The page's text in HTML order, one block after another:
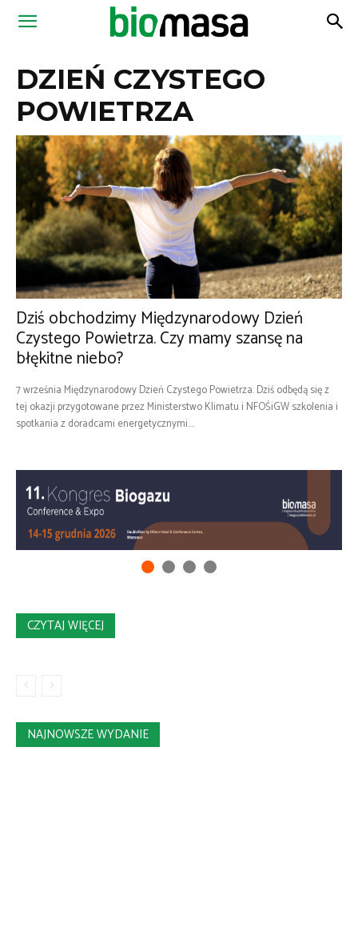
Magazyn
DZIEŃ CZYSTEGO
POWIETRZA
Dziś obchodzimy Międzynarodowy Dzień
Czystego Powietrza. Czy mamy szansę na
błękitne niebo?
7 września Międzynarodowy Dzień Czystego Powietrza. Dziś odbędą się z
tej okazji przygotowane przez Ministerstwo Klimatu i NFOŚiGW szkolenia i
spotkania z doradcami energetycznymi....
CZYTAJ WIĘCEJ
NAJNOWSZE WYDANIE